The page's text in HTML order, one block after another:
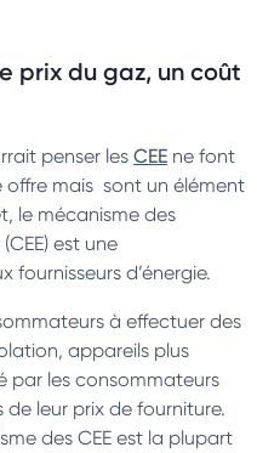
prix du gaz, un coût
penser les CEE ne font
offre mais sont un élément
le mécanisme des
est une
fournisseurs d’énergie.
à effectuer des
appareils plus
par les consommateurs
de leur prix de fourniture.
des CEE est la plupart